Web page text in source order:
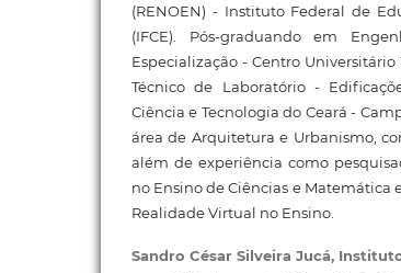
(RENOEN) - Instituto Federal de
(IFCE). Pós-graduando em
Especialização - Centro
Técnico de Laboratório -
Ciência e Tecnologia do Ceará -
área de Arquitetura e Urbanismo,
além de experiência como
no Ensino de Ciências e
Realidade Virtual no Ensino.
Sandro César Silveira Jucá,